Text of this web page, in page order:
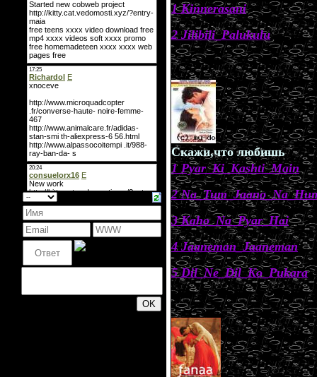
1 Kinnerasani
2 Jilibili_Palukulu
.
Скажи,что любишь
1 Pyar_Ki_Kashti_Main
2
3 Kaho_Na_Pyar_Hai
4 Jaaneman_Jaaneman
5 Dil_Ne_Dil_Ko_Pukara
.